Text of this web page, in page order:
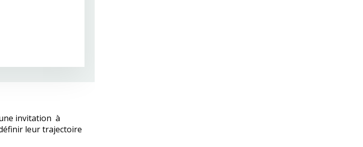
invitation à
leur trajectoire